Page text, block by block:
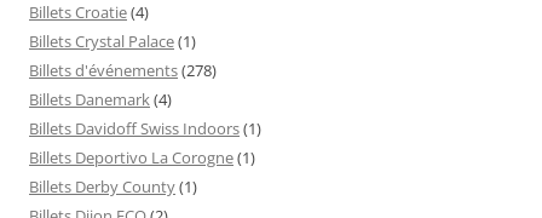
Billets Croatie(4)
Billets Crystal Palace(1)
Billets d'événements(278)
Billets Danemark(4)
Billets Davidoff Swiss Indoors(1)
Billets Deportivo La Corogne(1)
Billets Derby County(1)